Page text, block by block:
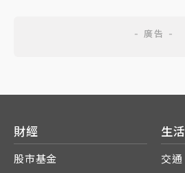
財經
股市基金
生活
交通